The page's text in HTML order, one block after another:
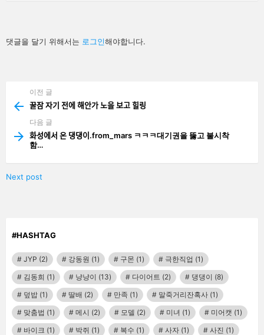
답
글
댓글을 달기 위해서는 로그인해야합니다.
more
이전 글
꿀잠 자기 전에 해안가 노을 보고 힐링
다음 글
화성에서 온 댕댕이.from_mars ㅋㅋㅋ대기권을 뚫고 불시착
함…
Next post
#HASHTAG
JYP (2) 강동원 (1) 구몬 (1) 극한직업 (1)
김동희 (1) 냥냥이 (13) 다이어트 (2) 댕댕이 (8)
덮밥 (1) 딸배 (2) 만족 (1) 말죽거리잔혹사 (1)
맞춤법 (1) 메시 (2) 모델 (2) 미녀 (1) 미어캣 (1)
바이크 (1) 박쥐 (1) 복수 (1) 사자 (1) 사진 (1)